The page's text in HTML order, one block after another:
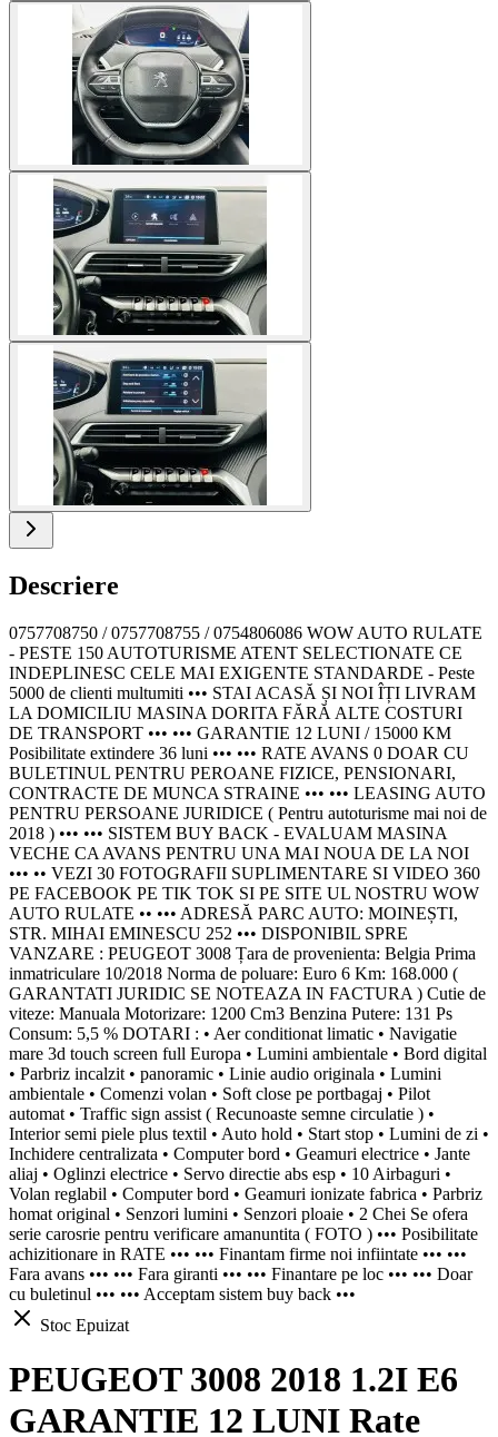
Descriere
0757708750 / 0757708755 / 0754806086 WOW AUTO RULATE
- PESTE 150 AUTOTURISME ATENT SELECTIONATE CE
INDEPLINESC CELE MAI EXIGENTE STANDARDE - Peste
5000 de clienti multumiti ••• STAI ACASĂ ȘI NOI ÎȚI LIVRAM
LA DOMICILIU MASINA DORITA FĂRĂ ALTE COSTURI
DE TRANSPORT ••• ••• GARANTIE 12 LUNI / 15000 KM
Posibilitate extindere 36 luni ••• ••• RATE AVANS 0 DOAR CU
BULETINUL PENTRU PEROANE FIZICE, PENSIONARI,
CONTRACTE DE MUNCA STRAINE ••• ••• LEASING AUTO
PENTRU PERSOANE JURIDICE ( Pentru autoturisme mai noi de
2018 ) ••• ••• SISTEM BUY BACK - EVALUAM MASINA
VECHE CA AVANS PENTRU UNA MAI NOUA DE LA NOI
••• •• VEZI 30 FOTOGRAFII SUPLIMENTARE SI VIDEO 360
PE FACEBOOK PE TIK TOK SI PE SITE UL NOSTRU WOW
AUTO RULATE •• ••• ADRESĂ PARC AUTO: MOINEȘTI,
STR. MIHAI EMINESCU 252 ••• DISPONIBIL SPRE
VANZARE : PEUGEOT 3008 Țara de provenienta: Belgia Prima
inmatriculare 10/2018 Norma de poluare: Euro 6 Km: 168.000 (
GARANTATI JURIDIC SE NOTEAZA IN FACTURA ) Cutie de
viteze: Manuala Motorizare: 1200 Cm3 Benzina Putere: 131 Ps
Consum: 5,5 % DOTARI : • Aer conditionat limatic • Navigatie
mare 3d touch screen full Europa • Lumini ambientale • Bord digital
• Parbriz incalzit • panoramic • Linie audio originala • Lumini
ambientale • Comenzi volan • Soft close pe portbagaj • Pilot
automat • Traffic sign assist ( Recunoaste semne circulatie ) •
Interior semi piele plus textil • Auto hold • Start stop • Lumini de zi •
Inchidere centralizata • Computer bord • Geamuri electrice • Jante
aliaj • Oglinzi electrice • Servo directie abs esp • 10 Airbaguri •
Volan reglabil • Computer bord • Geamuri ionizate fabrica • Parbriz
homat original • Senzori lumini • Senzori ploaie • 2 Chei Se ofera
serie carosrie pentru verificare amanuntita ( FOTO ) ••• Posibilitate
achizitionare in RATE ••• ••• Finantam firme noi infiintate ••• •••
Fara avans ••• ••• Fara giranti ••• ••• Finantare pe loc ••• ••• Doar
cu buletinul ••• ••• Acceptam sistem buy back •••
Stoc Epuizat
PEUGEOT 3008 2018 1.2I E6
GARANTIE 12 LUNI Rate